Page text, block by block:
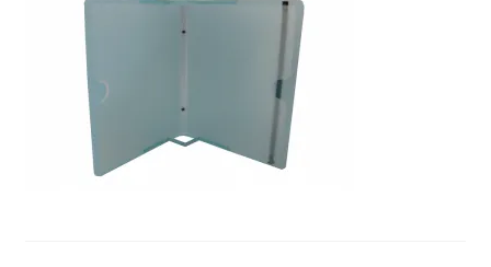
アウトレット
聖書カバー
書籍カバー